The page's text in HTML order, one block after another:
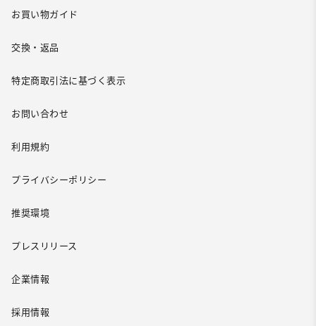
お買い物ガイド
交換・返品
特定商取引法に基づく表示
お問い合わせ
利用規約
プライバシーポリシー
推奨環境
プレスリリース
企業情報
採用情報